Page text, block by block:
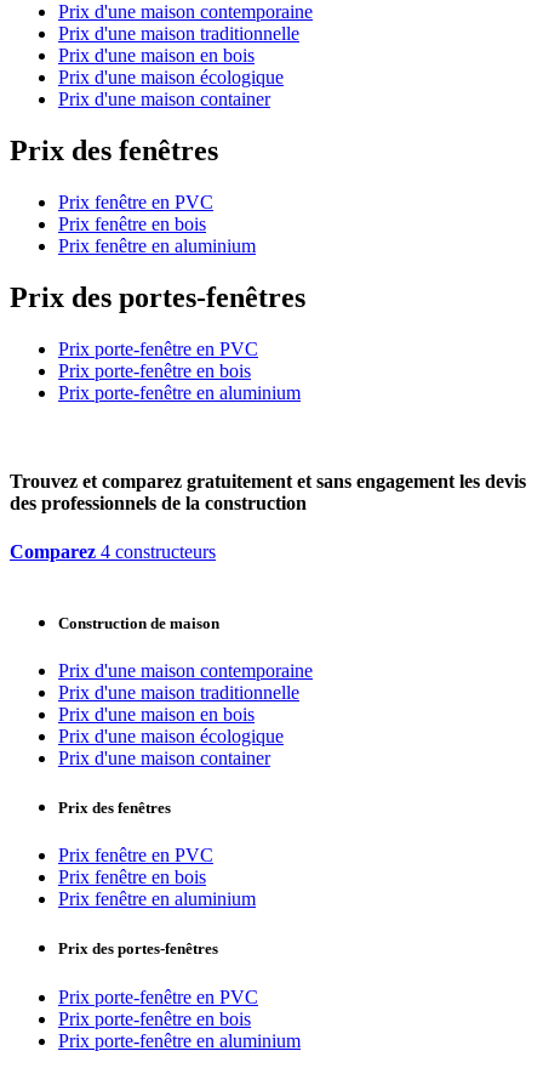
Prix d'une maison contemporaine
Prix d'une maison traditionnelle
Prix d'une maison en bois
Prix d'une maison écologique
Prix d'une maison container
Prix des fenêtres
Prix fenêtre en PVC
Prix fenêtre en bois
Prix fenêtre en aluminium
Prix des portes-fenêtres
Prix porte-fenêtre en PVC
Prix porte-fenêtre en bois
Prix porte-fenêtre en aluminium
Trouvez et comparez gratuitement et sans engagement les devis
des professionnels de la construction
Comparez 4 constructeurs
Construction de maison
Prix d'une maison contemporaine
Prix d'une maison traditionnelle
Prix d'une maison en bois
Prix d'une maison écologique
Prix d'une maison container
Prix des fenêtres
Prix fenêtre en PVC
Prix fenêtre en bois
Prix fenêtre en aluminium
Prix des portes-fenêtres
Prix porte-fenêtre en PVC
Prix porte-fenêtre en bois
Prix porte-fenêtre en aluminium